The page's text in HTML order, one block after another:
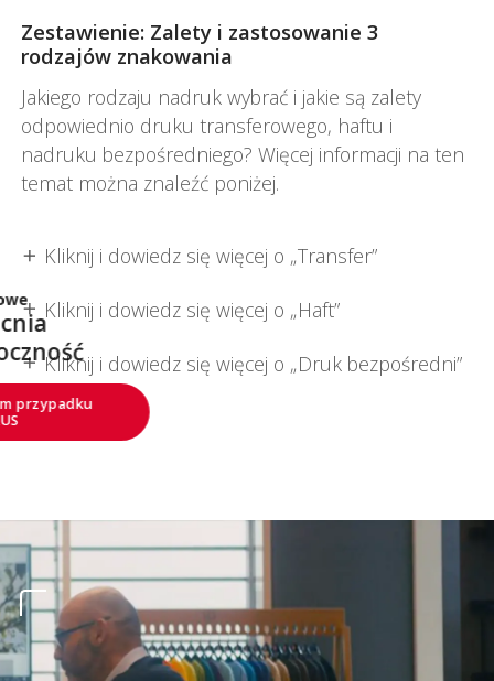
Zestawienie: Zalety i zastosowanie 3
rodzajów znakowania
Jakiego rodzaju nadruk wybrać i jakie są zalety
odpowiednio druku transferowego, haftu i
nadruku bezpośredniego? Więcej informacji na ten
temat można znaleźć poniżej.
add Kliknij i dowiedz się więcej o „Transfer”
add Kliknij i dowiedz się więcej o „Haft”
add Kliknij i dowiedz się więcej o „Druk bezpośredni”
Rozwiązanie magazynowe
Zebrane odpady
przetwarzane są na